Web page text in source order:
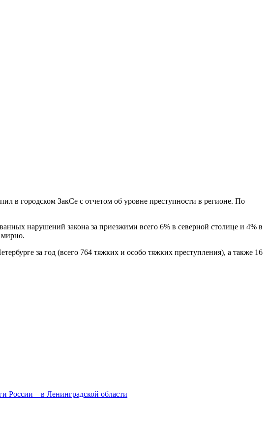
в городском ЗакСе с отчетом об уровне преступности в регионе. По
нарушений закона за приезжими всего 6% в северной столице и 4% в
мирно.
за год (всего 764 тяжких и особо тяжких преступления), а также 16
России – в Ленинградской области